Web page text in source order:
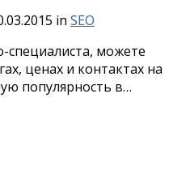
in SEO
специалиста, можете
ценах и контактах на
популярность в…